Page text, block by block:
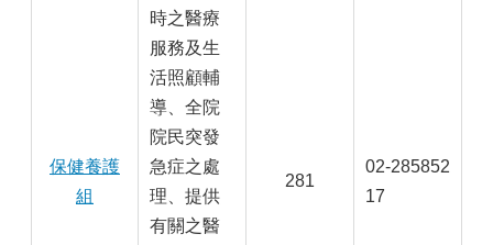
保健養護
組
時之醫療
服務及生
活照顧輔
導、全院
院民突發
急症之處
理、提供
有關之醫
281
02-285852
17